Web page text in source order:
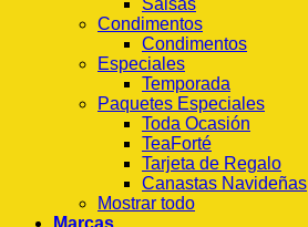
Salsas
Condimentos
Condimentos
Especiales
Temporada
Paquetes Especiales
Toda Ocasión
TeaForté
Tarjeta de Regalo
Canastas Navideñas
Mostrar todo